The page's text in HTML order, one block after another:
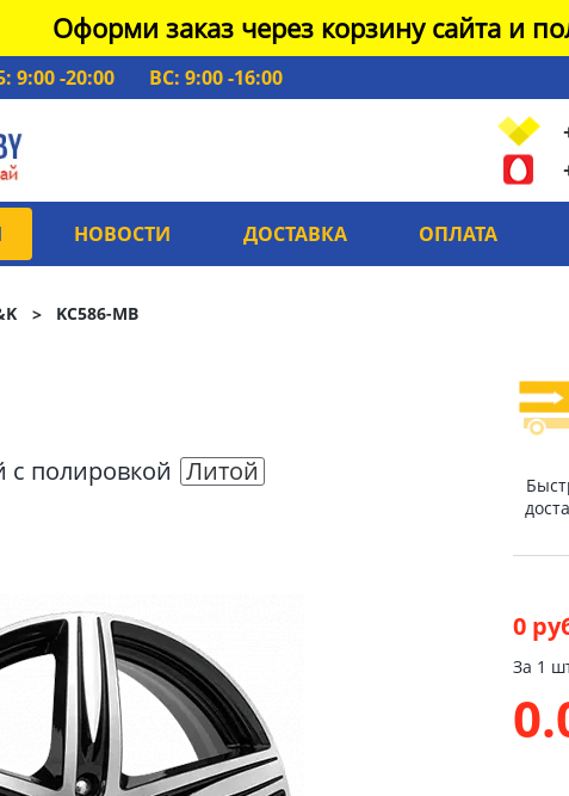
Оформи заказ через корзину сайта и
9:00 -20:00
ВС: 9:00 -16:00
НОВОСТИ ДОСТАВКА ОПЛАТА
KC586-MB
полировкой Литой
0
За 1